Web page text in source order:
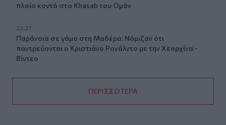
πλοίο κοντά στο Khasab του Ομάν
22:27
Παράνοια σε γάμο στη Μαδέρα: Νόμιζαν ότι
παντρεύονται ο Κριστιάνο Ρονάλντο με την Χεορχίνα -
Βίντεο
ΠΕΡΙΣΣΟΤΕΡΑ